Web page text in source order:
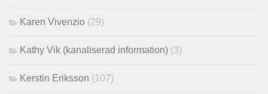
Karen Vivenzio (29)
Kathy Vik (kanaliserad information) (3)
Kerstin Eriksson (107)